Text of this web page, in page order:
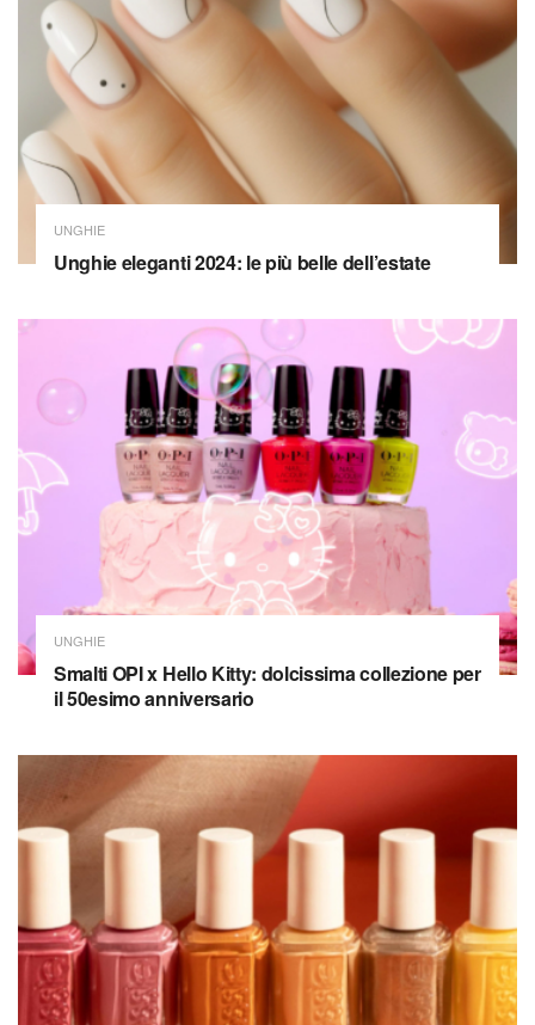
UNGHIE
Unghie eleganti 2024: le più belle dell’estate
UNGHIE
Smalti OPI x Hello Kitty: dolcissima collezione per
il 50esimo anniversario